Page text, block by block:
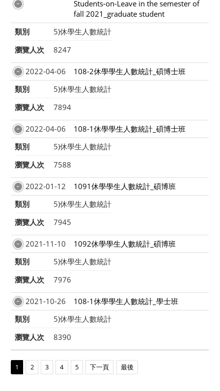
Students-on-Leave in the semester of
fall 2021_graduate student
類別
5)休學生人數統計
瀏覽人次
8247
2022-04-06
108-2休學學生人數統計_碩博士班
類別
5)休學生人數統計
瀏覽人次
7894
2022-04-06
108-1休學學生人數統計_碩博士班
類別
5)休學生人數統計
瀏覽人次
7588
2022-01-12
1091休學學生人數統計_碩博班
類別
5)休學生人數統計
瀏覽人次
7945
2021-11-10
1092休學學生人數統計_碩博班
類別
5)休學生人數統計
瀏覽人次
7976
2021-10-26
108-1休學學生人數統計_學士班
類別
5)休學生人數統計
瀏覽人次
8390
1 2 3 4 5 下一頁 最後